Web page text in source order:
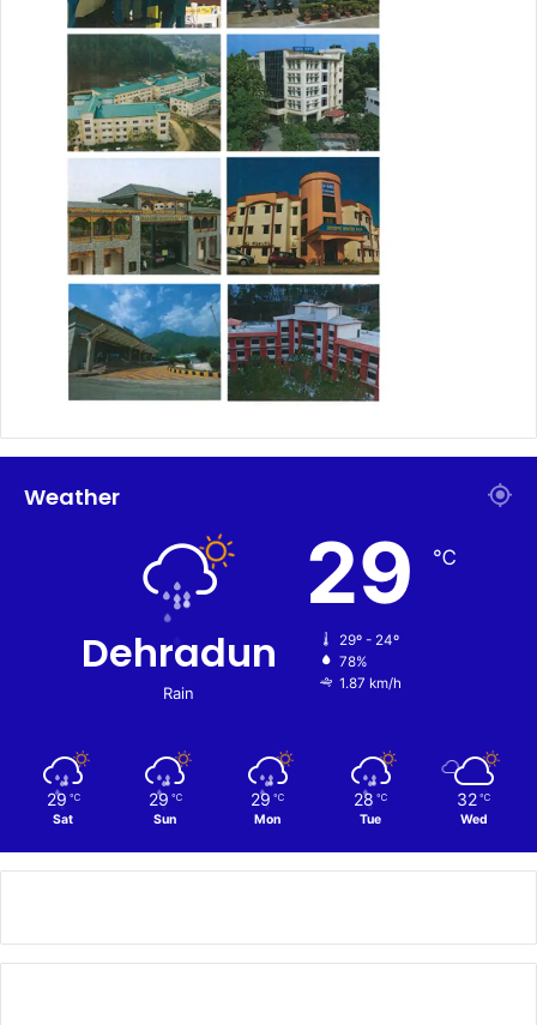
Weather
Dehradun
Rain
29 ℃
29º - 24º
78%
1.87 km/h
29 ℃
Sat
29 ℃
Sun
29 ℃
Mon
28 ℃
Tue
32 ℃
Wed